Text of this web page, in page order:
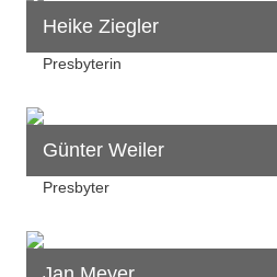
Heike Ziegler
Presbyterin
Günter Weiler
Presbyter